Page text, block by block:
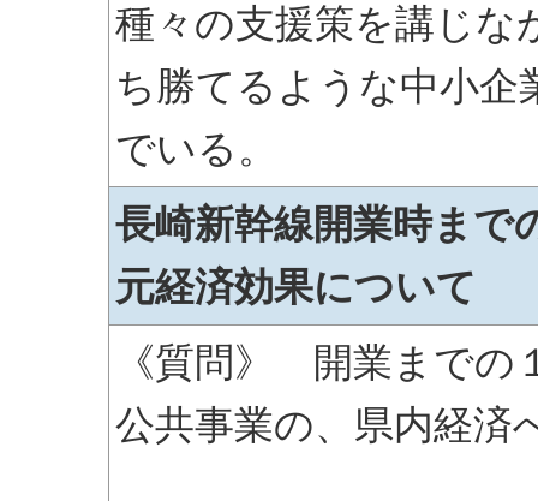
種々の支援策を講じな
ち勝てるような中小企
でいる。
長崎新幹線開業時まで
元経済効果について
《質問》 開業までの
公共事業の、県内経済